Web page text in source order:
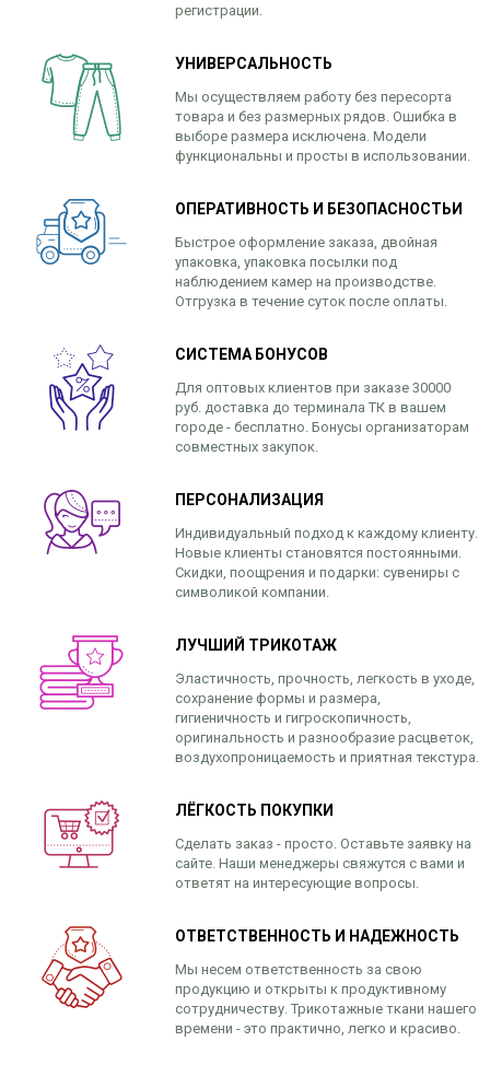
регистрации.
УНИВЕРСАЛЬНОСТЬ
Мы осуществляем работу без пересорта
товара и без размерных рядов. Ошибка в
выборе размера исключена. Модели
функциональны и просты в использовании.
ОПЕРАТИВНОСТЬ И БЕЗОПАСНОСТЬИ
Быстрое оформление заказа, двойная
упаковка, упаковка посылки под
наблюдением камер на производстве.
Отгрузка в течение суток после оплаты.
СИСТЕМА БОНУСОВ
Для оптовых клиентов при заказе 30000
руб. доставка до терминала ТК в вашем
городе - бесплатно. Бонусы организаторам
совместных закупок.
ПЕРСОНАЛИЗАЦИЯ
Индивидуальный подход к каждому клиенту.
Новые клиенты становятся постоянными.
Скидки, поощрения и подарки: сувениры с
символикой компании.
ЛУЧШИЙ ТРИКОТАЖ
Эластичность, прочность, легкость в уходе,
сохранение формы и размера,
гигиеничность и гигроскопичность,
оригинальность и разнообразие расцветок,
воздухопроницаемость и приятная текстура.
ЛЁГКОСТЬ ПОКУПКИ
Сделать заказ - просто. Оставьте заявку на
сайте. Наши менеджеры свяжутся с вами и
ответят на интересующие вопросы.
ОТВЕТСТВЕННОСТЬ И НАДЕЖНОСТЬ
Мы несем ответственность за свою
продукцию и открыты к продуктивному
сотрудничеству. Трикотажные ткани нашего
времени - это практично, легко и красиво.